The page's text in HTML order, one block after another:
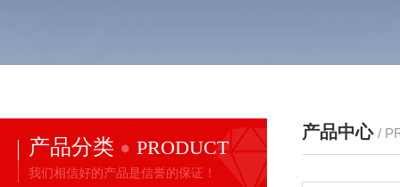
产品分类 PRODUCT
我们相信好的产品是信誉的保证！
产品中心 /